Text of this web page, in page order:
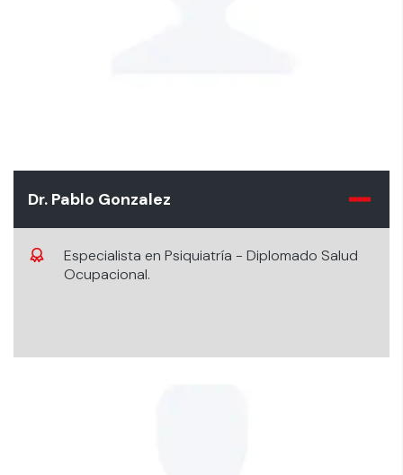
Dr. Pablo Gonzalez
Especialista en Psiquiatría - Diplomado Salud
Ocupacional.